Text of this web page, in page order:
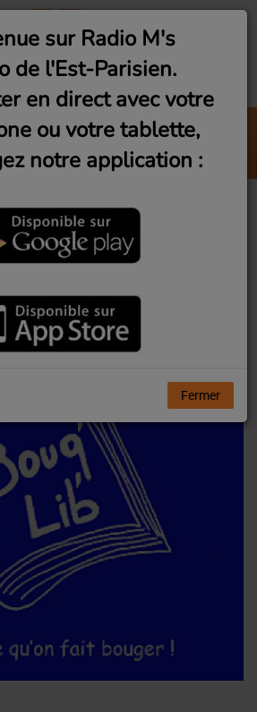
: BouqLib à
Danse
sur Radio M's
de l'Est-Parisien.
en direct avec votre
ou votre tablette,
notre application :
Fermer